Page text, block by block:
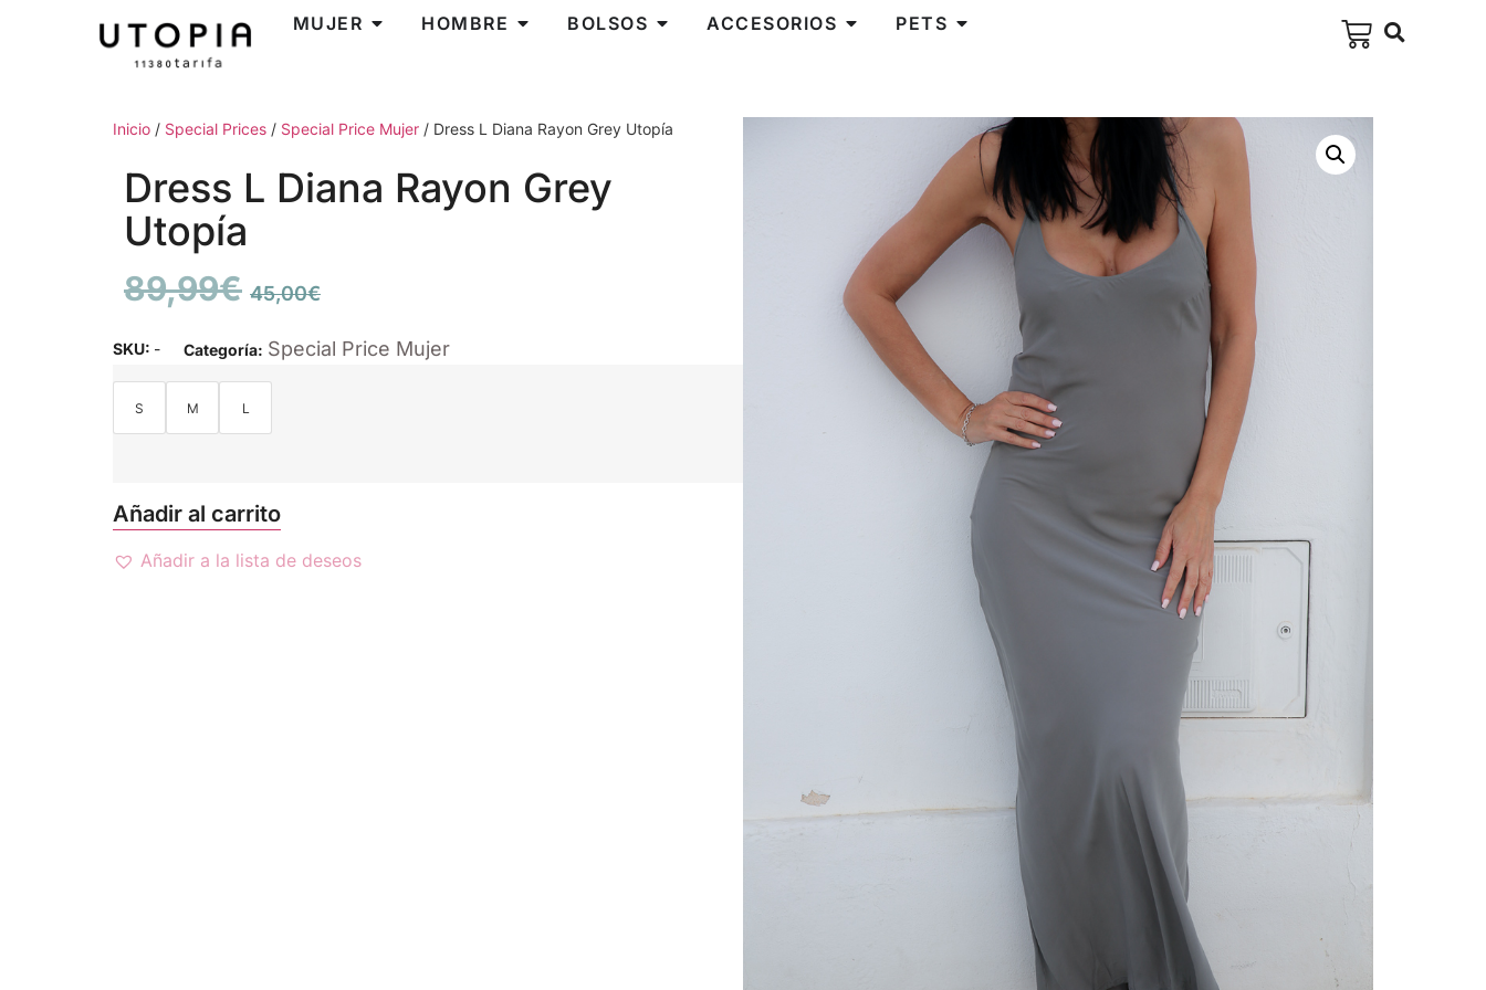
MUJER HOMBRE BOLSOS ACCESORIOS PETS
Inicio / Special Prices / Special Price Mujer / Dress L Diana Rayon Grey Utopía
Dress L Diana Rayon Grey
Utopía
89,99€ 45,00€
SKU: - Categoría: Special Price Mujer
S M L
Añadir al carrito
Añadir a la lista de deseos